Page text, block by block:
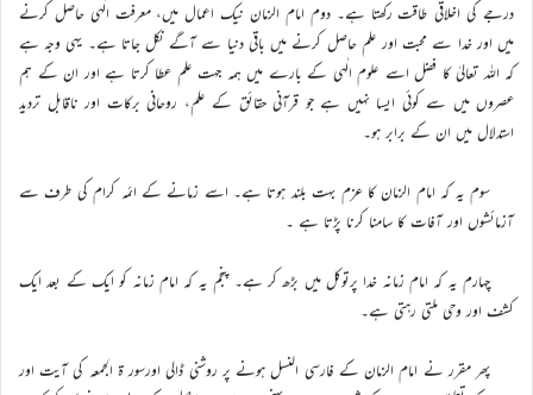
درجے کی اخلاقی طاقت رکھتا ہے۔ دوم امام الزمان نیک اعمال میں، معرفت الٰہی حاصل کرنے
میں اور خدا سے محبت اور علم حاصل کرنے میں باقی دنیا سے آگے نکل جاتا ہے۔ یہی وجہ ہے
کہ اللہ تعالیٰ کا فضل اسے علوم الٰہی کے بارے میں ہمہ جہت علم عطا کرتا ہے اور ان کے ہم
عصروں میں سے کوئی ایسا نہیں ہے جو قرآنی حقائق کے علم، روحانی برکات اور ناقابل تردید
استدلال میں ان کے برابر ہو۔
سوم یہ کہ امام الزمان کا عزم بہت بلند ہوتا ہے۔ اسے زمانے کے ائمہ کرام کی طرف سے
آزمائشوں اور آفات کا سامنا کرنا پڑتا ہے ۔
چہارم یہ کہ امام زمانہ خدا پرتوکل میں بڑھ کر ہے۔ پنجم یہ کہ امام زمانہ کو ایک کے بعد ایک
کشف اور وحی ملتی رہتی ہے۔
پھر مقرر نے امام الزمان کے فارسی النسل ہونے پر روشنی ڈالی اورسور ة الجمعہ کی آیت اور